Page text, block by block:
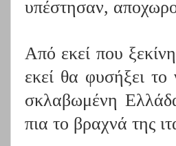
υπέστησαν,
Από εκεί που
εκεί θα φυσήξει το
σκλαβωμένη
πια το βραχνά της